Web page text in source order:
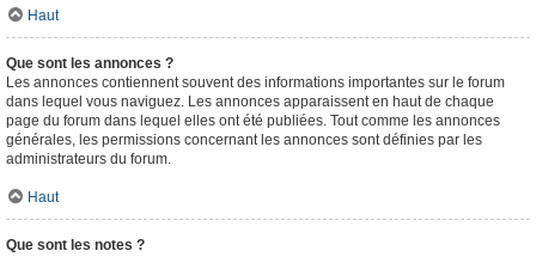
Haut
Que sont les annonces ?
Les annonces contiennent souvent des informations importantes sur le forum
dans lequel vous naviguez. Les annonces apparaissent en haut de chaque
page du forum dans lequel elles ont été publiées. Tout comme les annonces
générales, les permissions concernant les annonces sont définies par les
administrateurs du forum.
Haut
Que sont les notes ?